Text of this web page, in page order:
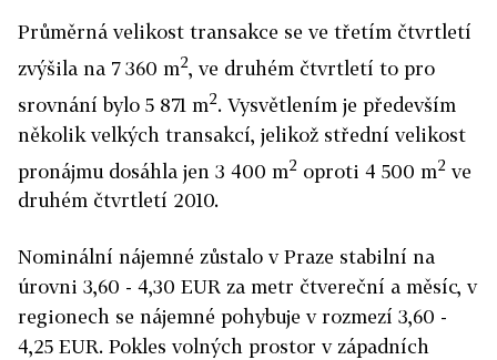
Průměrná velikost transakce se ve třetím čtvrtletí
zvýšila na 7 360 m2, ve druhém čtvrtletí to pro
srovnání bylo 5 871 m2. Vysvětlením je především
několik velkých transakcí, jelikož střední velikost
pronájmu dosáhla jen 3 400 m2 oproti 4 500 m2 ve
druhém čtvrtletí 2010.
Nominální nájemné zůstalo v Praze stabilní na
úrovni 3,60 - 4,30 EUR za metr čtvereční a měsíc, v
regionech se nájemné pohybuje v rozmezí 3,60 -
4,25 EUR. Pokles volných prostor v západních